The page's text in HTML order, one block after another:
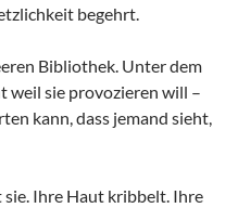
begehrt.
Bibliothek. Unter dem
weil sie provozieren will –
kann, dass jemand sieht,
Ihre Haut kribbelt. Ihre